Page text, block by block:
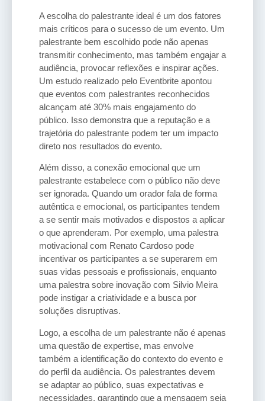
A escolha do palestrante ideal é um dos fatores
mais críticos para o sucesso de um evento. Um
palestrante bem escolhido pode não apenas
transmitir conhecimento, mas também engajar a
audiência, provocar reflexões e inspirar ações.
Um estudo realizado pelo Eventbrite apontou
que eventos com palestrantes reconhecidos
alcançam até 30% mais engajamento do
público. Isso demonstra que a reputação e a
trajetória do palestrante podem ter um impacto
direto nos resultados do evento.
Além disso, a conexão emocional que um
palestrante estabelece com o público não deve
ser ignorada. Quando um orador fala de forma
autêntica e emocional, os participantes tendem
a se sentir mais motivados e dispostos a aplicar
o que aprenderam. Por exemplo, uma palestra
motivacional com Renato Cardoso pode
incentivar os participantes a se superarem em
suas vidas pessoais e profissionais, enquanto
uma palestra sobre inovação com Silvio Meira
pode instigar a criatividade e a busca por
soluções disruptivas.
Logo, a escolha de um palestrante não é apenas
uma questão de expertise, mas envolve
também a identificação do contexto do evento e
do perfil da audiência. Os palestrantes devem
se adaptar ao público, suas expectativas e
necessidades, garantindo que a mensagem seja